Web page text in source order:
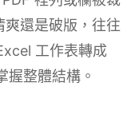
還是破版，往往
工作表轉成
握整體結構。